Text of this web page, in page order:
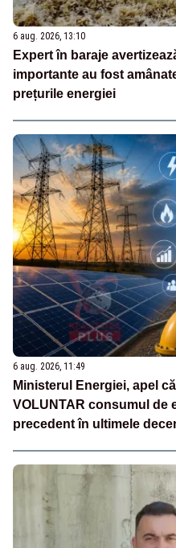
6 aug. 2026, 13:10
Expert în baraje
importante au fost
prețurile energiei
6 aug. 2026, 11:49
Ministerul Energiei, apel
VOLUNTAR consumul de
precedent în ultimele